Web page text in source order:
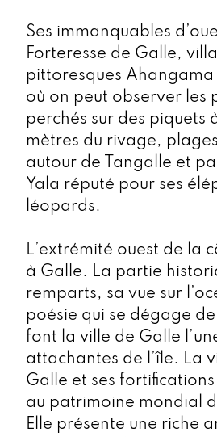
Ses immanquables
Forteresse de Galle,
pittoresques
où on peut observer les
perchés sur des piquets
mètres du rivage,
autour de Tangalle et
Yala réputé pour ses
léopards.
L’extrémité ouest de la
à Galle. La partie
remparts, sa vue sur
poésie qui se dégage de
font la ville de Galle
attachantes de l’île. La
Galle et ses
au patrimoine mondial
Elle présente une riche